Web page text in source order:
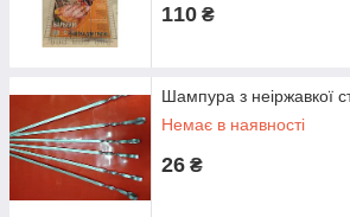
110 ₴
Шампура з неіржавкої
Немає в наявності
26 ₴